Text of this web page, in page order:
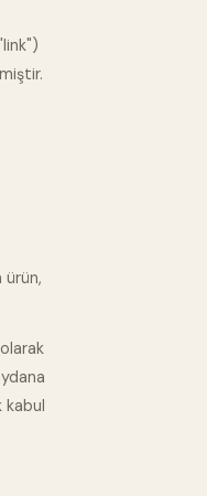
ürün,
kabul